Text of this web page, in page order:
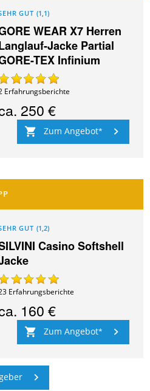
GUT (1,1)
WEAR X7 Herren
Jacke Partial
TEX Infinium
Erfahrungsberichte
250 €
Zum Angebot
GUT (1,2)
Casino Softshell
Erfahrungsberichte
160 €
Zum Angebot